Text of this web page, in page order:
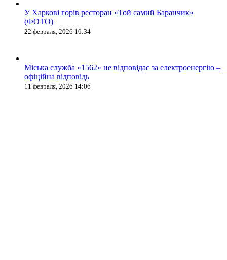
У Харкові горів ресторан «Той самий Баранчик»
(ФОТО)
22 февраля, 2026 10:34
Міська служба «1562» не відповідає за електроенергію –
офіційна відповідь
11 февраля, 2026 14:06